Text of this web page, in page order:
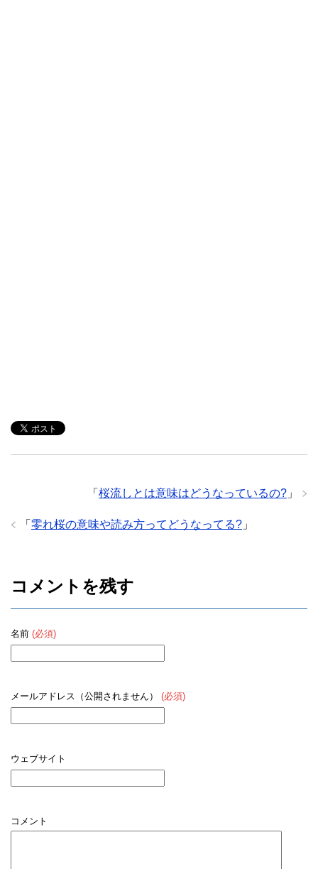
「 桜流しとは意味はどうなっているの? 」
「 零れ桜の意味や読み方ってどうなってる? 」
コメントを残す
名前 (必須)
メールアドレス（公開されません） (必須)
ウェブサイト
コメント